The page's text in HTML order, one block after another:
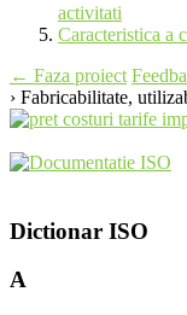
activitati
Caracteristica a
Post
navigation
← Faza proiect
› Fabricabilitate,
Dictionar ISO
A